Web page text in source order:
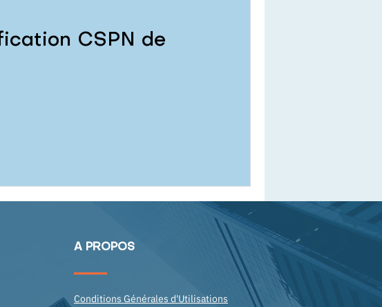
CSPN de
A PROPOS
Conditions Générales d'Utilisations